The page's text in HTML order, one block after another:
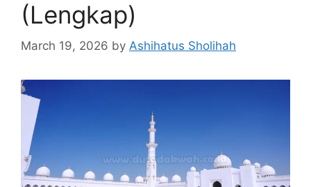
(Lengkap)
March 19, 2026 by Ashihatus Sholihah